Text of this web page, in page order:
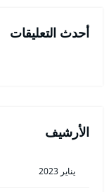
أحدث التعليقات
الأرشيف
يناير 2023